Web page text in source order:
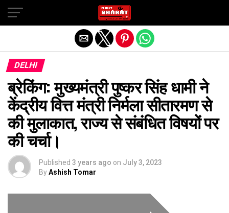
DELHI
ब्रेकिंग: मुख्यमंत्री पुष्कर सिंह धामी ने
केंद्रीय वित्त मंत्री निर्मला सीतारमण से
की मुलाकात, राज्य से संबंधित विषयों पर
की चर्चा।
Published 3 years ago on July 3, 2023
ByAshish Tomar
Exit mobile version